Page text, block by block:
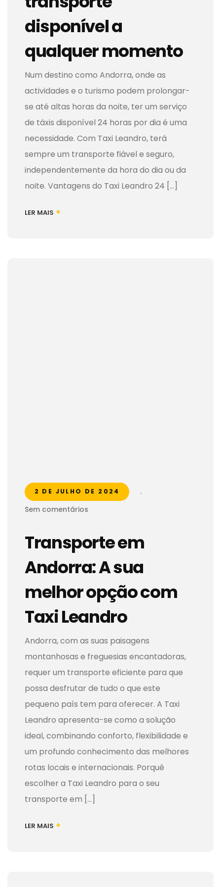
disponível a
qualquer momento
Num destino como Andorra, onde as
actividades e o turismo podem prolongar-
se até altas horas da noite, ter um serviço
de táxis disponível 24 horas por dia é uma
necessidade. Com Taxi Leandro, terá
sempre um transporte fiável e seguro,
independentemente da hora do dia ou da
noite. Vantagens do Taxi Leandro 24 [...]
LER MAIS +
2 DE JULHO DE 2024
.
Sem comentários
Transporte em
Andorra: A sua
melhor opção com
Taxi Leandro
Andorra, com as suas paisagens
montanhosas e freguesias encantadoras,
requer um transporte eficiente para que
possa desfrutar de tudo o que este
pequeno país tem para oferecer. A Taxi
Leandro apresenta-se como a solução
ideal, combinando conforto, flexibilidade e
um profundo conhecimento das melhores
rotas locais e internacionais. Porquê
escolher a Taxi Leandro para o seu
transporte em [...]
LER MAIS +